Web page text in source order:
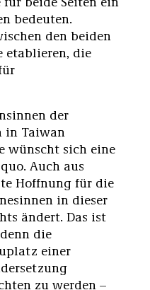
bedeuten.
den beiden
etablieren, die
der
in Taiwan
wünscht sich eine
Auch aus
Hoffnung für die
in dieser
ändert. Das ist
die
einer
zu werden –